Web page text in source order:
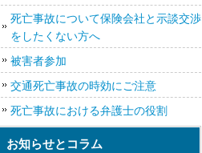
死亡事故について保険会社と示談交渉
をしたくない方へ
被害者参加
交通死亡事故の時効にご注意
死亡事故における弁護士の役割
お知らせとコラム